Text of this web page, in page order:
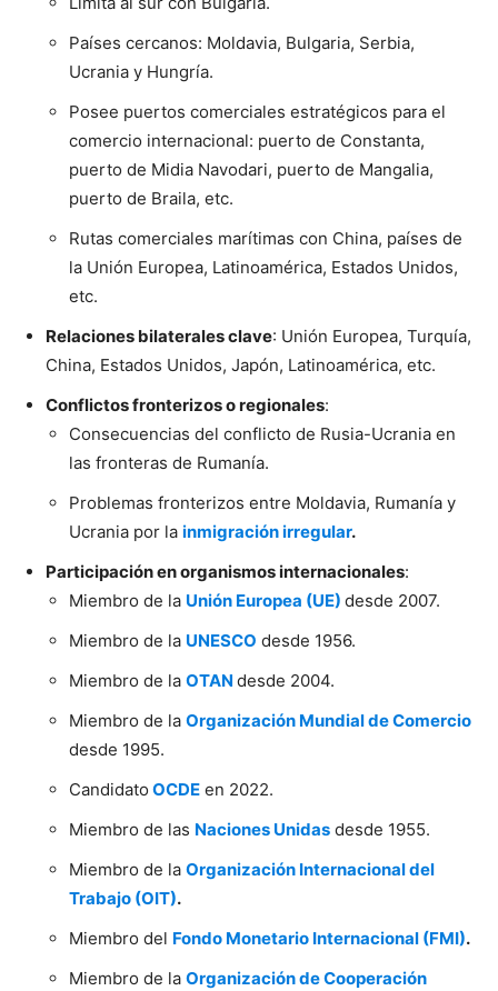
Países cercanos: Moldavia, Bulgaria, Serbia,
Ucrania y Hungría.
Posee puertos comerciales estratégicos para el
comercio internacional: puerto de Constanta,
puerto de Midia Navodari, puerto de Mangalia,
puerto de Braila, etc.
Rutas comerciales marítimas con China, países de
la Unión Europea, Latinoamérica, Estados Unidos,
etc.
Relaciones bilaterales clave: Unión Europea, Turquía,
China, Estados Unidos, Japón, Latinoamérica, etc.
Conflictos fronterizos o regionales:
Consecuencias del conflicto de Rusia-Ucrania en
las fronteras de Rumanía.
Problemas fronterizos entre Moldavia, Rumanía y
Ucrania por la inmigración irregular.
Participación en organismos internacionales:
Miembro de la Unión Europea (UE) desde 2007.
Miembro de la UNESCO desde 1956.
Miembro de la OTAN desde 2004.
Miembro de la Organización Mundial de Comercio
desde 1995.
Candidato OCDE en 2022.
Miembro de las Naciones Unidas desde 1955.
Miembro de la Organización Internacional del
Trabajo (OIT).
Miembro del Fondo Monetario Internacional (FMI).
Miembro de la Organización de Cooperación